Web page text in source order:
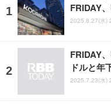
FRIDAY
2025.8.27(水)
FRIDAY
ドルと年
2025.7.23(水)